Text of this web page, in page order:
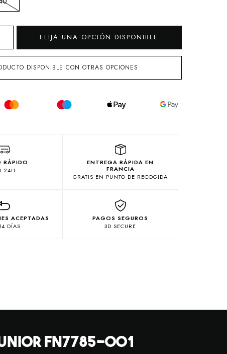
ELIJA UNA OPCIÓN DISPONIBLE
DISPONIBLE CON OTRAS OPCIONES
RÁPIDO
24H
ENTREGA RÁPIDA EN
FRANCIA
GRATIS EN PUNTO DE RECOGIDA
ACEPTADAS
DÍAS
PAGOS SEGUROS
3D SECURE
FN7785-001